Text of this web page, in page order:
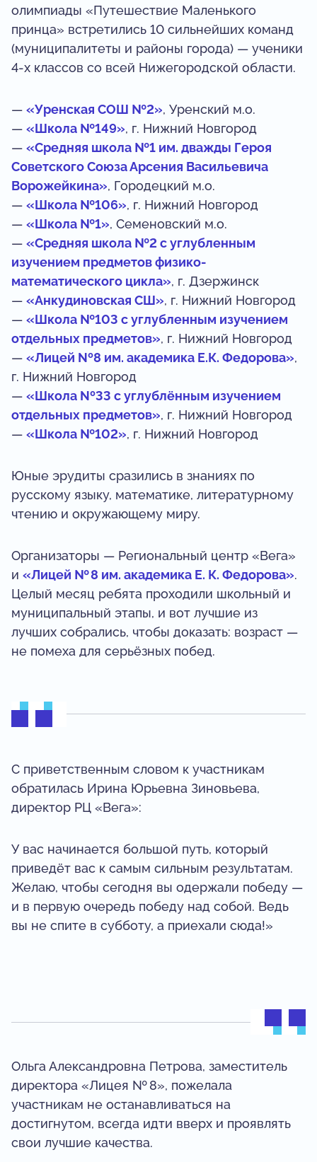
олимпиады «Путешествие Маленького
принца» встретились 10 сильнейших команд
(муниципалитеты и районы города) — ученики
4‑х классов со всей Нижегородской области.
— «Уренская СОШ №2», Уренский м.о.
— «Школа №149», г. Нижний Новгород
— «Средняя школа №1 им. дважды Героя
Советского Союза Арсения Васильевича
Ворожейкина», Городецкий м.о.
— «Школа №106», г. Нижний Новгород
— «Школа №1», Семеновский м.о.
— «Средняя школа №2 с углубленным
изучением предметов физико-
математического цикла», г. Дзержинск
— «Анкудиновская СШ», г. Нижний Новгород
— «Школа №103 с углубленным изучением
отдельных предметов», г. Нижний Новгород
— «Лицей Nº8 им. академика Е.К. Федорова»,
г. Нижний Новгород
— «Школа Nº33 с углублённым изучением
отдельных предметов», г. Нижний Новгород
— «Школа №102», г. Нижний Новгород
Юные эрудиты сразились в знаниях по
русскому языку, математике, литературному
чтению и окружающему миру.
Организаторы — Региональный центр «Вега»
и «Лицей № 8 им. академика Е. К. Федорова».
Целый месяц ребята проходили школьный и
муниципальный этапы, и вот лучшие из
лучших собрались, чтобы доказать: возраст —
не помеха для серьёзных побед.
С приветственным словом к участникам
обратилась Ирина Юрьевна Зиновьева,
директор РЦ «Вега»:
У вас начинается большой путь, который
приведёт вас к самым сильным результатам.
Желаю, чтобы сегодня вы одержали победу —
и в первую очередь победу над собой. Ведь
вы не спите в субботу, а приехали сюда!»
Ольга Александровна Петрова, заместитель
директора «Лицея № 8», пожелала
участникам не останавливаться на
достигнутом, всегда идти вверх и проявлять
свои лучшие качества.